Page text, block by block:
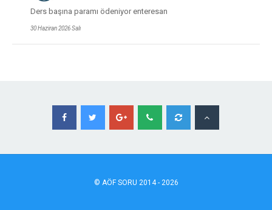
Ders başına paramı ödeniyor enteresan
30 Haziran 2026 Salı
© AÖFSORU 2014 - 2026